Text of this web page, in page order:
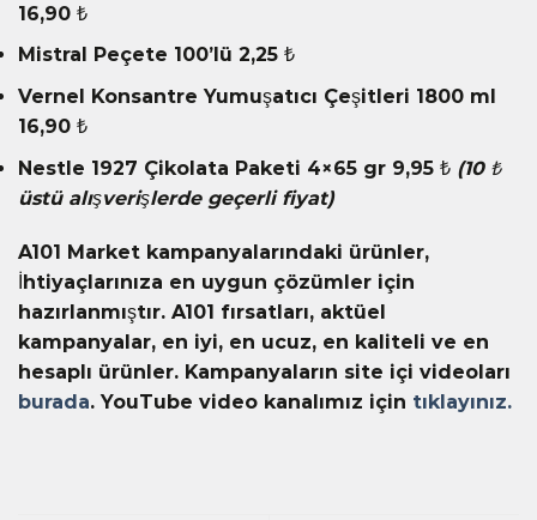
16,90 ₺
Mistral Peçete 100’lü 2,25 ₺
Vernel Konsantre Yumuşatıcı Çeşitleri 1800 ml
16,90 ₺
Nestle 1927 Çikolata Paketi 4×65 gr 9,95 ₺ (10 ₺
üstü alışverişlerde geçerli fiyat)
A101 Market kampanyalarındaki ürünler,
İhtiyaçlarınıza en uygun çözümler için
hazırlanmıştır. A101 fırsatları, aktüel
kampanyalar, en iyi, en ucuz, en kaliteli ve en
hesaplı ürünler. Kampanyaların site içi videoları
burada. YouTube video kanalımız için tıklayınız.